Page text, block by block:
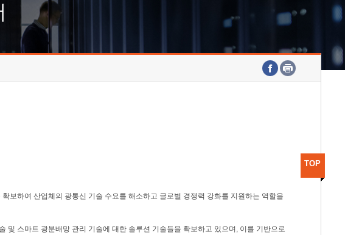
호남권연구본부
기획본부
주요업무연락처
보하여 산업체의 광통신 기술 수요를 해소하고 글로벌 경쟁력 강화를 지원하는 역할을
및 스마트 광분배망 관리 기술에 대한 솔루션 기술들을 확보하고 있으며, 이를 기반으로
TOP